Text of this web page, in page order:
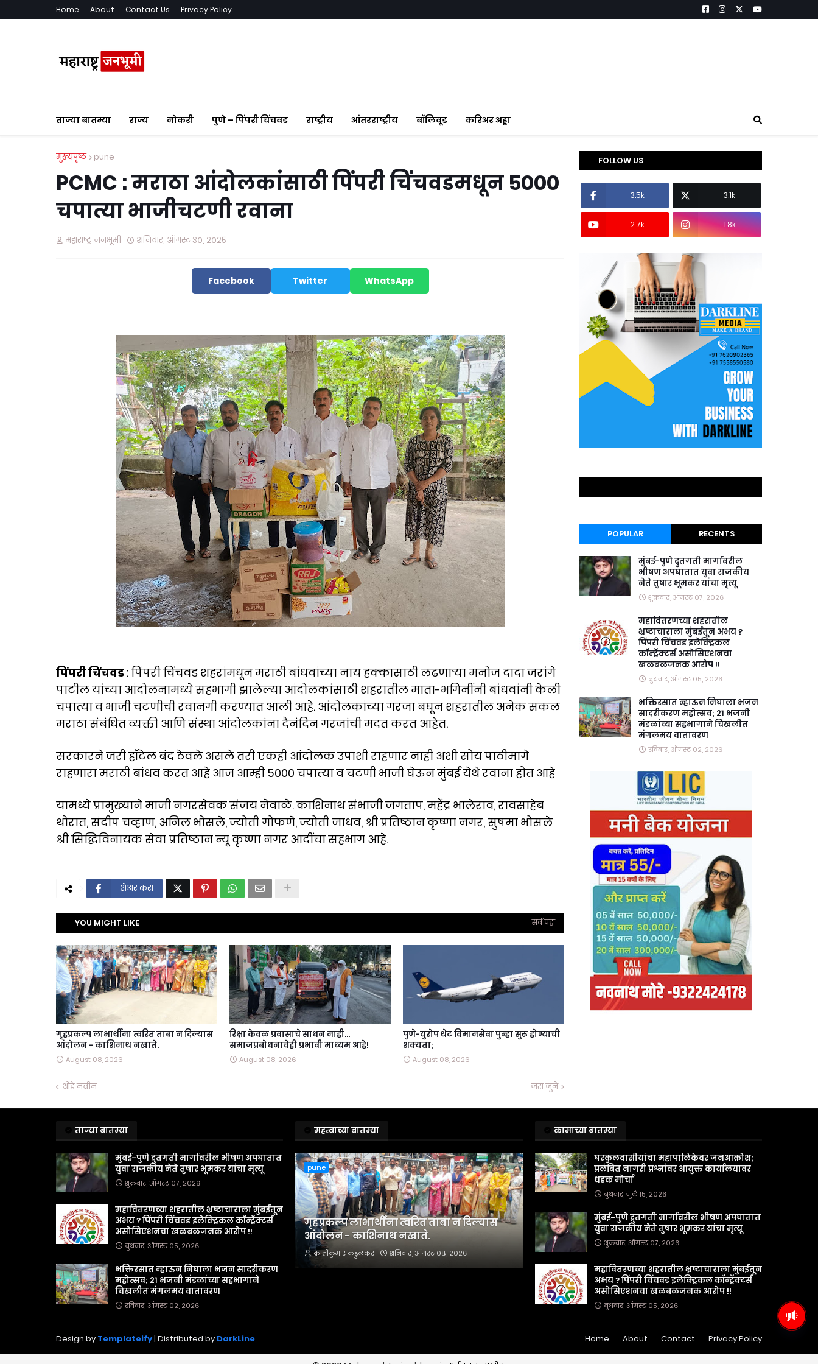
Home About Contact Us Privacy Policy
ताज्या बातम्या राज्य नोकरी पुणे – पिंपरी चिंचवड राष्ट्रीय आंतरराष्ट्रीय बॉलिवूड करिअर अड्डा
मुख्यपृष्ठ pune
PCMC : मराठा आंंदोलकांसाठी पिंपरी चिंचवडमधून ५०००
चपात्या भाजीचटणी रवाना
महाराष्ट्र जनभूमी शनिवार, ऑगस्ट ३०, २०२५
Facebook Twitter WhatsApp
पिंपरी चिंचवड : पिंपरी चिंचवड शहरांमधून मराठी बांधवांच्या नाय हक्कासाठी लढणाऱ्या मनोज दादा जरांगे
पाटील यांच्या आंदोलनामध्ये सहभागी झालेल्या आंदोलकांसाठी शहरातील माता-भगिनींनी बांधवांनी केली
चपात्या व भाजी चटणीची रवानगी करण्यात आली आहे. आंदोलकांच्या गरजा बघून शहरातील अनेक सकल
मराठा संबंधित व्यक्ती आणि संस्था आंदोलकांना दैनंदिन गरजांची मदत करत आहेत.
सरकारने जरी हॉटेल बंद ठेवले असले तरी एकही आंदोलक उपाशी राहणार नाही अशी सोय पाठीमागे
राहणारा मराठी बांधव करत आहे आज आम्ही 5000 चपात्या व चटणी भाजी घेऊन मुंबई येथे रवाना होत आहे
यामध्ये प्रामुख्याने माजी नगरसेवक संजय नेवाळे. काशिनाथ संभाजी जगताप, महेंद्र भालेराव, रावसाहेब
थोरात, संदीप चव्हाण, अनिल भोसले, ज्योती गोफणे, ज्योती जाधव, श्री प्रतिष्ठान कृष्णा नगर, सुषमा भोसले
श्री सिद्धिविनायक सेवा प्रतिष्ठान न्यू कृष्णा नगर आदींचा सहभाग आहे.
शेअर करा
YOU MIGHT LIKE सर्व पहा
गृहप्रकल्प लाभार्थींना त्वरित ताबा न दिल्यास
आंदोलन - काशिनाथ नखाते.
August 08, 2026
रिक्षा केवळ प्रवासाचे साधन नाही…
समाजप्रबोधनाचेही प्रभावी माध्यम आहे!
August 08, 2026
पुणे-युरोप थेट विमानसेवा पुन्हा सुरू होण्याची
शक्यता;
August 08, 2026
थोडे नवीन जरा जुने
FOLLOW US
3.5k 3.1k
2.7k 1.8k
POPULAR RECENTS
मुंबई-पुणे द्रुतगती मार्गावरील
भीषण अपघातात युवा राजकीय
नेते तुषार भूमकर यांचा मृत्यू
शुक्रवार, ऑगस्ट ०७, २०२६
महावितरणच्या शहरातील
भ्रष्टाचाराला मुंबईतून अभय ?
पिंपरी चिंचवड इलेक्ट्रिकल
कॉन्ट्रॅक्टर्स असोसिएशनचा
खळबळजनक आरोप !!
बुधवार, ऑगस्ट ०५, २०२६
भक्तिरसात न्हाऊन निघाला भजन
सादरीकरण महोत्सव; २१ भजनी
मंडळांच्या सहभागाने चिखलीत
मंगलमय वातावरण
रविवार, ऑगस्ट ०२, २०२६
ताज्या बातम्या
मुंबई-पुणे द्रुतगती मार्गावरील भीषण अपघातात
युवा राजकीय नेते तुषार भूमकर यांचा मृत्यू
शुक्रवार, ऑगस्ट ०७, २०२६
महावितरणच्या शहरातील भ्रष्टाचाराला मुंबईतून
अभय ? पिंपरी चिंचवड इलेक्ट्रिकल कॉन्ट्रॅक्टर्स
असोसिएशनचा खळबळजनक आरोप !!
बुधवार, ऑगस्ट ०५, २०२६
भक्तिरसात न्हाऊन निघाला भजन सादरीकरण
महोत्सव; २१ भजनी मंडळांच्या सहभागाने
चिखलीत मंगलमय वातावरण
रविवार, ऑगस्ट ०२, २०२६
महत्वाच्या बातम्या
pune
गृहप्रकल्प लाभार्थींना त्वरित ताबा न दिल्यास
आंदोलन - काशिनाथ नखाते.
क्रांतीकुमार कडुलकर शनिवार, ऑगस्ट ०८, २०२६
कामाच्या बातम्या
घरकुलवासीयांचा महापालिकेवर जनआक्रोश;
प्रलंबित नागरी प्रश्नांवर आयुक्त कार्यालयावर
धडक मोर्चा
बुधवार, जुलै १५, २०२६
मुंबई-पुणे द्रुतगती मार्गावरील भीषण अपघातात
युवा राजकीय नेते तुषार भूमकर यांचा मृत्यू
शुक्रवार, ऑगस्ट ०७, २०२६
महावितरणच्या शहरातील भ्रष्टाचाराला मुंबईतून
अभय ? पिंपरी चिंचवड इलेक्ट्रिकल कॉन्ट्रॅक्टर्स
असोसिएशनचा खळबळजनक आरोप !!
बुधवार, ऑगस्ट ०५, २०२६
Design by Templateify| Distributed by DarkLine Home About Contact Privacy Policy